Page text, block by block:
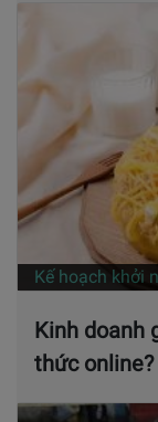
Kế hoạch khởi
Kinh doanh
thức online?